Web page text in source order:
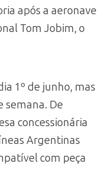
após a aeronave
Tom Jobim, o
1º de junho, mas
semana. De
concessionária
Argentinas
com peça